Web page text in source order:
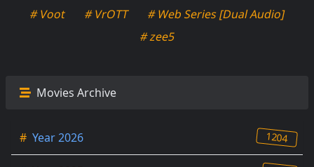
# Voot
# VrOTT
# Web Series [Dual Audio]
# zee5
Movies Archive
# Year 2026 1204